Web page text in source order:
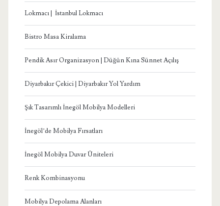
Lokmacı | İstanbul Lokmacı
Bistro Masa Kiralama
Pendik Asır Organizasyon | Düğün Kına Sünnet Açılış
Diyarbakır Çekici | Diyarbakır Yol Yardım
Şık Tasarımlı İnegöl Mobilya Modelleri
İnegöl’de Mobilya Fırsatları
İnegöl Mobilya Duvar Üniteleri
Renk Kombinasyonu
Mobilya Depolama Alanları